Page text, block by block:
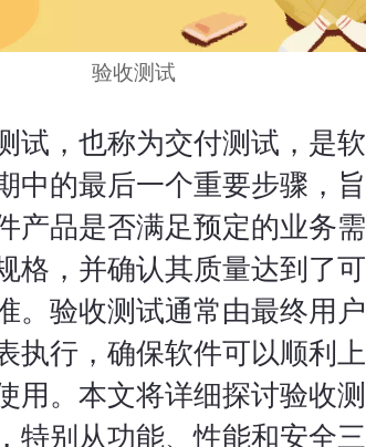
验收测试
试，也称为交付测试，是软
中的最后一个重要步骤，旨
产品是否满足预定的业务需
格，并确认其质量达到了可
。验收测试通常由最终用户
执行，确保软件可以顺利上
用。本文将详细探讨验收测
特别从功能、性能和安全三